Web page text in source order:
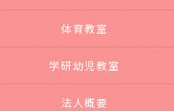
体育教室
学研幼児教室
法人概要